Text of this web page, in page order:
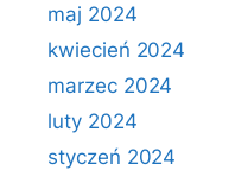
maj 2024
kwiecień 2024
marzec 2024
luty 2024
styczeń 2024